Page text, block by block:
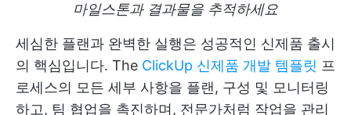
마일스톤과 결과물을 추적하세요
세심한 플랜과 완벽한 실행은 성공적인 신제품 출시
의 핵심입니다. The ClickUp 신제품 개발 템플릿 프
로세스의 모든 세부 사항을 플랜, 구성 및 모니터링
하고, 팀 협업을 촉진하며, 전문가처럼 작업을 관리